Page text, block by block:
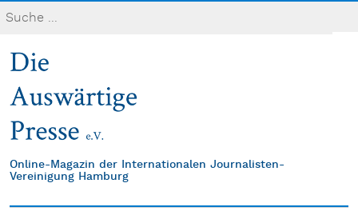
Online-Magazin der Internationalen Journalisten-
Vereinigung Hamburg